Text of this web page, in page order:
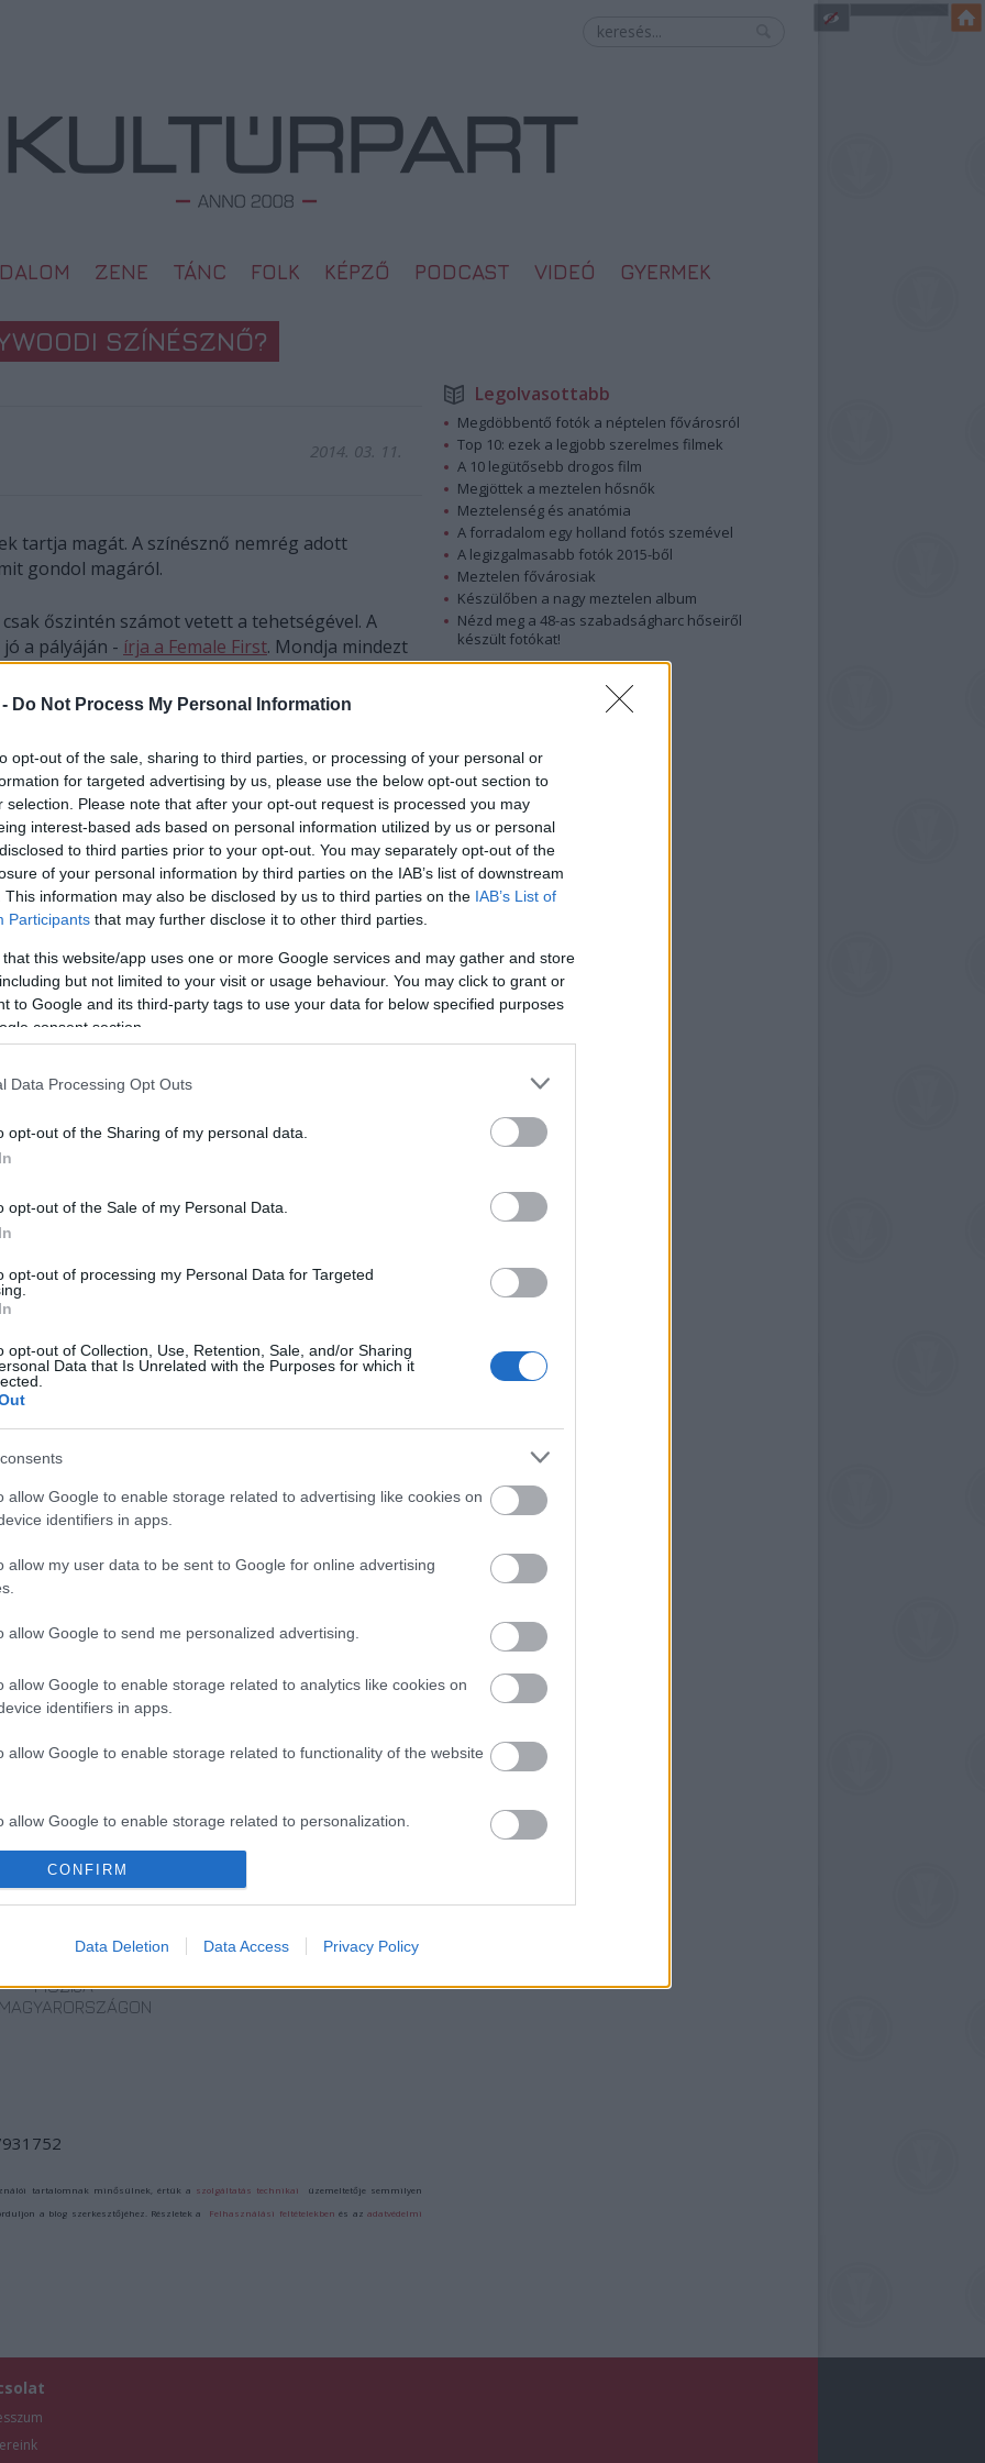
Do Not Process My Personal Information
opt-out of the sale, sharing to third parties, or processing of your personal or
for targeted advertising by us, please use the below opt-out section to
selection. Please note that after your opt-out request is processed you may
interest-based ads based on personal information utilized by us or personal
to third parties prior to your opt-out. You may separately opt-out of the
of your personal information by third parties on the IAB’s list of downstream
This information may also be disclosed by us to third parties on the IAB’s List of
Participants that may further disclose it to other third parties.
that this website/app uses one or more Google services and may gather and store
but not limited to your visit or usage behaviour. You may click to grant or
to Google and its third-party tags to use your data for below specified purposes
consent section.
Data Processing Opt Outs
opt-out of the Sharing of my personal data.
opt-out of the Sale of my Personal Data.
opt-out of processing my Personal Data for Targeted
opt-out of Collection, Use, Retention, Sale, and/or Sharing
Data that Is Unrelated with the Purposes for which it
allow Google to enable storage related to advertising like cookies on
identifiers in apps.
allow my user data to be sent to Google for online advertising
allow Google to send me personalized advertising.
allow Google to enable storage related to analytics like cookies on
identifiers in apps.
allow Google to enable storage related to functionality of the website
allow Google to enable storage related to personalization.
allow Google to enable storage related to security, including
CONFIRM
Data Deletion Data Access Privacy Policy
ZENE TÁNC FOLK KÉPZŐ PODCAST VIDEÓ GYERMEK
SZÍNÉSZNŐ?
2014. 03. 11.
tartja magát. A színésznő nemrég adott
gondol magáról.
őszintén számot vetett a tehetségével. A
a pályáján - írja a Female First. Mondja mindezt
színészettel foglalkozott, s hogy ő
keresztapja, Steven SpielbergE.T.című
adta a jó tanácsot annak idején, hogy ne
eggyé velük" - mondta a színésznő a New
Csupán szerencse kérdése, amit idáig
De ha az ember kutat és tanul, az a személy
hazudik és nem csal."
azt" - mondta végezetül a foglalkozása szerint
akit utoljára a 2013-ban bemutatottSikoly 5.
SZÁGULDÁS,
SÁRKÁNYOK,
NYÁR 10
MOZIJA
MAGYARORSZÁGON
ŐRÜLT NAP,
ŐRÜLT FILM: JÖN
LEGJOBBAN
TAROLT A
tartalomnak minősülnek, értük a szolgáltatás technikai üzemeltetője semmilyen
a blog szerkesztőjéhez. Részletek a Felhasználási feltételekben és azadatvédelmi
Legolvasottabb
Megdöbbentő fotók a néptelen fővárosról
Top 10: ezek a legjobb szerelmes filmek
A 10 legütősebb drogos film
Megjöttek a meztelen hősnők
Meztelenség és anatómia
A forradalom egy holland fotós szemével
A legizgalmasabb fotók 2015-ből
Meztelen fővárosiak
Készülőben a nagy meztelen album
Nézd meg a 48-as szabadságharc hőseiről
készült fotókat!
Hírlevél feliratkozás